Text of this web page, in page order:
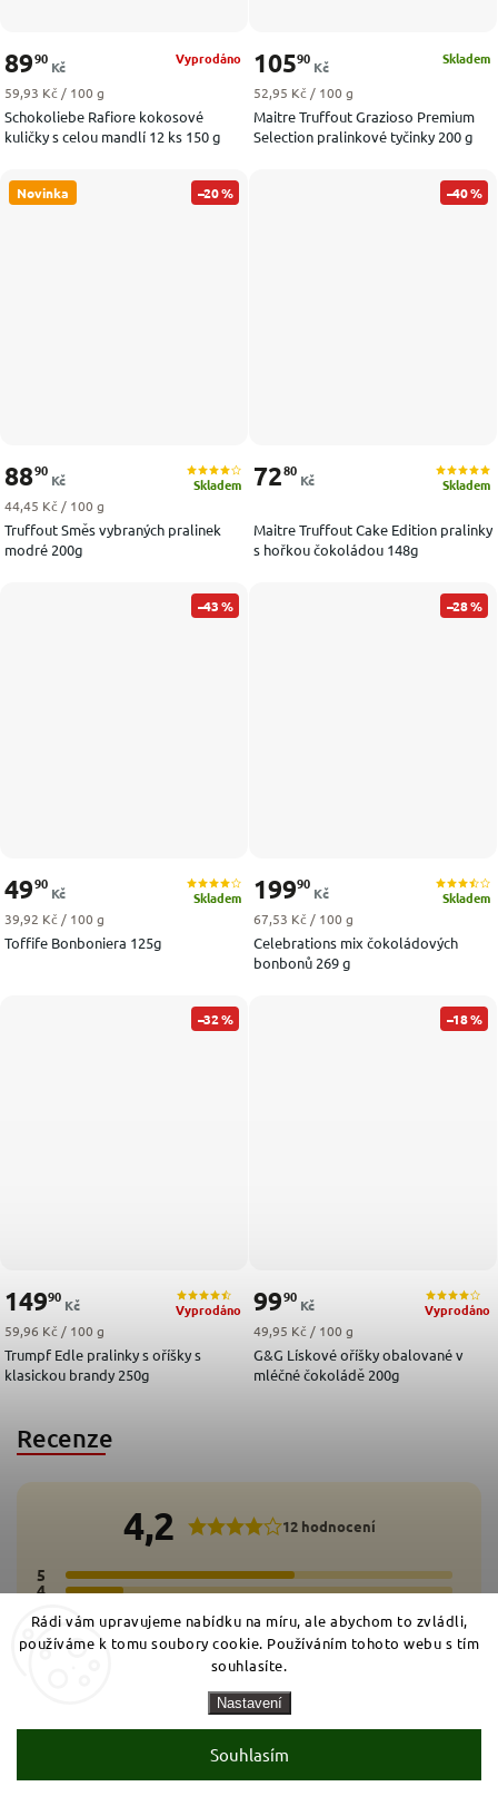
Rádi vám upravujeme nabídku na míru, ale abychom to zvládli,
používáme k tomu soubory cookie. Používáním tohoto webu s tím
souhlasíte.
Nastavení
Souhlasím
Schokoliebe Rafiore kokosové
kuličky s celou mandlí 12 ks 150 g
Vyprodáno
8990
Kč
Měrná cena:
59,93 Kč / 100 g
Maitre Truffout Grazioso Premium
Selection pralinkové tyčinky 200 g
Skladem
10590
Kč
Měrná cena:
52,95 Kč / 100 g
Novinka –20 %
Truffout Směs vybraných pralinek
modré 200g
Skladem
8890
Kč
Měrná cena:
44,45 Kč / 100 g
–40 %
Maitre Truffout Cake Edition pralinky
s hořkou čokoládou 148g
Skladem
7280
Kč
–43 %
Toffife Bonboniera 125g
Skladem
4990
Kč
Měrná cena:
39,92 Kč / 100 g
–28 %
Celebrations mix čokoládových
bonbonů 269 g
Skladem
19990
Kč
Měrná cena:
67,53 Kč / 100 g
–32 %
Trumpf Edle pralinky s oříšky s
klasickou brandy 250g
Vyprodáno
14990
Kč
Měrná cena:
59,96 Kč / 100 g
–18 %
G&G Lískové oříšky obalované v
mléčné čokoládě 200g
Vyprodáno
9990
Kč
Měrná cena:
49,95 Kč / 100 g
Recenze
4,2 12 hodnocení
5 8x
4
0x
2 0x
1 2x